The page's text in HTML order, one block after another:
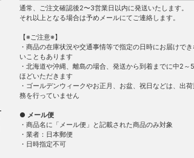
通常、ご注文確認後2〜3営業日以内に発送いたします。
それ以上となる場合は予めメールにてご連絡します。
【※ご注意※】
・商品の在庫状況や交通事情等で指定の日時にお届けでき
いこともあります
・北海道や沖縄、離島の場合、発送から到着までに中2～
ほどいただきます
・ゴールデンウィークやお正月、お盆、祝日などは、出
務を行っていません
● メール便
・商品名に「メール便」と記載された商品のみ対象
・業者：日本郵便
・日時指定不可